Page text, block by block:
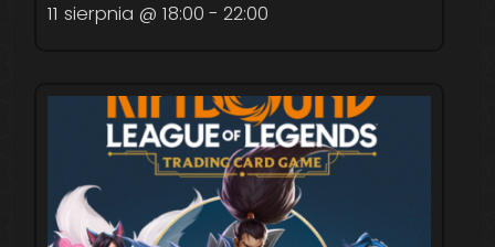
11 sierpnia @ 18:00 - 22:00